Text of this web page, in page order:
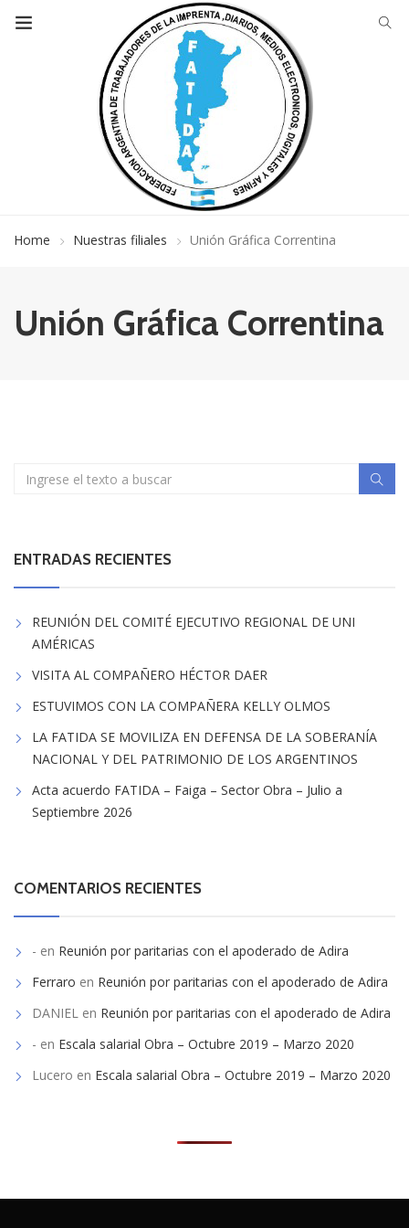
Home Nuestras filiales Unión Gráfica Correntina
Unión Gráfica Correntina
ENTRADAS RECIENTES
REUNIÓN DEL COMITÉ EJECUTIVO REGIONAL DE UNI
AMÉRICAS
VISITA AL COMPAÑERO HÉCTOR DAER
ESTUVIMOS CON LA COMPAÑERA KELLY OLMOS
LA FATIDA SE MOVILIZA EN DEFENSA DE LA SOBERANÍA
NACIONAL Y DEL PATRIMONIO DE LOS ARGENTINOS
Acta acuerdo FATIDA – Faiga – Sector Obra – Julio a
Septiembre 2026
COMENTARIOS RECIENTES
- en Reunión por paritarias con el apoderado de Adira
Ferraro en Reunión por paritarias con el apoderado de Adira
DANIEL en Reunión por paritarias con el apoderado de Adira
- en Escala salarial Obra – Octubre 2019 – Marzo 2020
Lucero en Escala salarial Obra – Octubre 2019 – Marzo 2020